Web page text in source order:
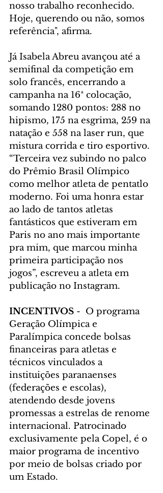
nosso trabalho reconhecido.
Hoje, querendo ou não, somos
referência", afirma.
Já Isabela Abreu avançou até a
semifinal da competição em
solo francês, encerrando a
campanha na 16ª colocação,
somando 1280 pontos: 288 no
hipismo, 175 na esgrima, 259 na
natação e 558 na laser run, que
mistura corrida e tiro esportivo.
“Terceira vez subindo no palco
do Prêmio Brasil Olímpico
como melhor atleta de pentatlo
moderno. Foi uma honra estar
ao lado de tantos atletas
fantásticos que estiveram em
Paris no ano mais importante
pra mim, que marcou minha
primeira participação nos
jogos”, escreveu a atleta em
publicação no Instagram.
INCENTIVOS -  O programa
Geração Olímpica e
Paralímpica concede bolsas
financeiras para atletas e
técnicos vinculados a
instituições paranaenses
(federações e escolas),
atendendo desde jovens
promessas a estrelas de renome
internacional. Patrocinado
exclusivamente pela Copel, é o
maior programa de incentivo
por meio de bolsas criado por
um Estado.